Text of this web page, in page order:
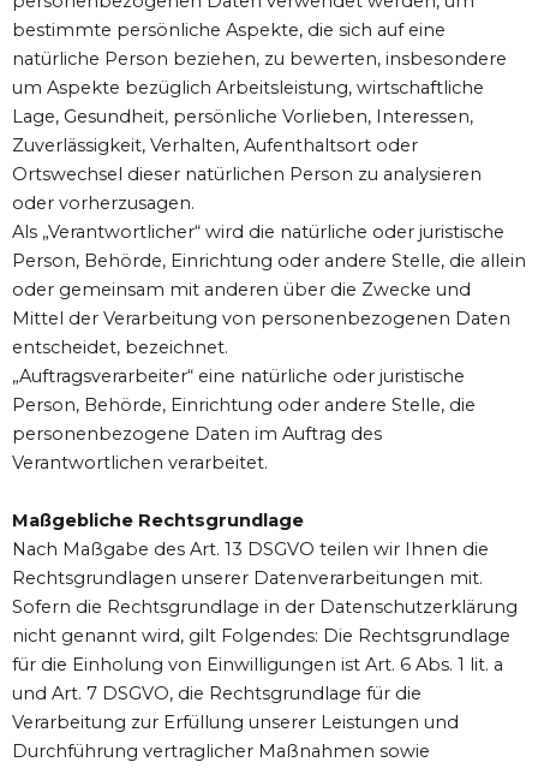
bestimmte persönliche Aspekte, die sich auf eine
natürliche Person beziehen, zu bewerten, insbesondere
um Aspekte bezüglich Arbeitsleistung, wirtschaftliche
Lage, Gesundheit, persönliche Vorlieben, Interessen,
Zuverlässigkeit, Verhalten, Aufenthaltsort oder
Ortswechsel dieser natürlichen Person zu analysieren
oder vorherzusagen.
Als „Verantwortlicher“ wird die natürliche oder juristische
Person, Behörde, Einrichtung oder andere Stelle, die allein
oder gemeinsam mit anderen über die Zwecke und
Mittel der Verarbeitung von personenbezogenen Daten
entscheidet, bezeichnet.
„Auftragsverarbeiter“ eine natürliche oder juristische
Person, Behörde, Einrichtung oder andere Stelle, die
personenbezogene Daten im Auftrag des
Verantwortlichen verarbeitet.
Maßgebliche Rechtsgrundlage
Nach Maßgabe des Art. 13 DSGVO teilen wir Ihnen die
Rechtsgrundlagen unserer Datenverarbeitungen mit.
Sofern die Rechtsgrundlage in der Datenschutzerklärung
nicht genannt wird, gilt Folgendes: Die Rechtsgrundlage
für die Einholung von Einwilligungen ist Art. 6 Abs. 1 lit. a
und Art. 7 DSGVO, die Rechtsgrundlage für die
Verarbeitung zur Erfüllung unserer Leistungen und
Durchführung vertraglicher Maßnahmen sowie